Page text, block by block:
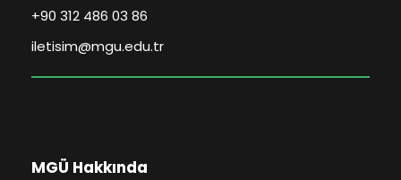
+90 312 486 03 86
iletisim@mgu.edu.tr
MGÜ Hakkında